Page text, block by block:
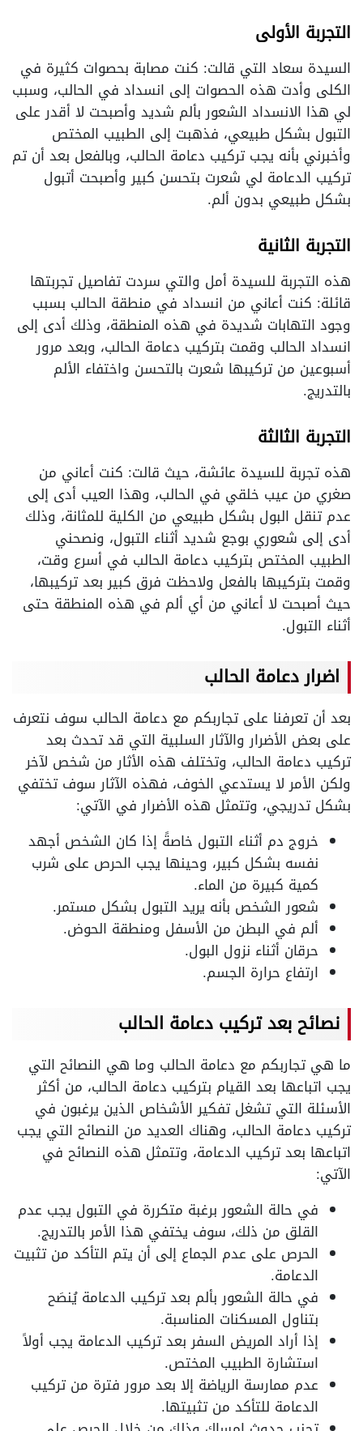
التجربة الأولى
السيدة سعاد التي قالت: كنت مصابة بحصوات كثيرة في
الكلى وأدت هذه الحصوات إلى انسداد في الحالب، وسبب
لي هذا الانسداد الشعور بألم شديد وأصبحت لا أقدر على
التبول بشكل طبيعي، فذهبت إلى الطبيب المختص
وأخبرني بأنه يجب تركيب دعامة الحالب، وبالفعل بعد أن تم
تركيب الدعامة لي شعرت بتحسن كبير وأصبحت أتبول
بشكل طبيعي بدون ألم.
التجربة الثانية
هذه التجربة للسيدة أمل والتي سردت تفاصيل تجربتها
قائلة: كنت أعاني من انسداد في منطقة الحالب بسبب
وجود التهابات شديدة في هذه المنطقة، وذلك أدى إلى
انسداد الحالب وقمت بتركيب دعامة الحالب، وبعد مرور
أسبوعين من تركيبها شعرت بالتحسن واختفاء الألم
بالتدريج.
التجربة الثالثة
هذه تجربة للسيدة عائشة، حيث قالت: كنت أعاني من
صغري من عيب خلقي في الحالب، وهذا العيب أدى إلى
عدم تنقل البول بشكل طبيعي من الكلية للمثانة، وذلك
أدى إلى شعوري بوجع شديد أثناء التبول، ونصحني
الطبيب المختص بتركيب دعامة الحالب في أسرع وقت،
وقمت بتركيبها بالفعل ولاحظت فرق كبير بعد تركيبها،
حيث أصبحت لا أعاني من أي ألم في هذه المنطقة حتى
أثناء التبول.
اضرار دعامة الحالب
بعد أن تعرفنا على تجاربكم مع دعامة الحالب سوف نتعرف
على بعض الأضرار والآثار السلبية التي قد تحدث بعد
تركيب دعامة الحالب، وتختلف هذه الأثار من شخص لآخر
ولكن الأمر لا يستدعي الخوف، فهذه الآثار سوف تختفي
بشكل تدريجي، وتتمثل هذه الأضرار في الآتي:
خروج دم أثناء التبول خاصةً إذا كان الشخص أجهد
نفسه بشكل كبير، وحينها يجب الحرص على شرب
كمية كبيرة من الماء.
شعور الشخص بأنه يريد التبول بشكل مستمر.
ألم في البطن من الأسفل ومنطقة الحوض.
حرقان أثناء نزول البول.
ارتفاع حرارة الجسم.
نصائح بعد تركيب دعامة الحالب
ما هي تجاربكم مع دعامة الحالب وما هي النصائح التي
يجب اتباعها بعد القيام بتركيب دعامة الحالب، من أكثر
الأسئلة التي تشغل تفكير الأشخاص الذين يرغبون في
تركيب دعامة الحالب، وهناك العديد من النصائح التي يجب
اتباعها بعد تركيب الدعامة، وتتمثل هذه النصائح في
الآتي:
في حالة الشعور برغبة متكررة في التبول يجب عدم
القلق من ذلك، سوف يختفي هذا الأمر بالتدريج.
الحرص على عدم الجماع إلى أن يتم التأكد من تثبيت
الدعامة.
في حالة الشعور بألم بعد تركيب الدعامة يُنصَح
بتناول المسكنات المناسبة.
إذا أراد المريض السفر بعد تركيب الدعامة يجب أولاً
استشارة الطبيب المختص.
عدم ممارسة الرياضة إلا بعد مرور فترة من تركيب
الدعامة للتأكد من تثبيتها.